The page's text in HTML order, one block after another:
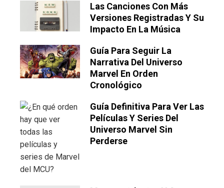
Las Canciones Con Más
Versiones Registradas Y Su
Impacto En La Música
Guía Para Seguir La
Narrativa Del Universo
Marvel En Orden
Cronológico
Guía Definitiva Para Ver Las
Películas Y Series Del
Universo Marvel Sin
Perderse